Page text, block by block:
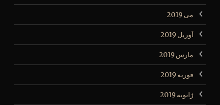
می 2019
آوریل 2019
مارس 2019
فوریه 2019
ژانویه 2019